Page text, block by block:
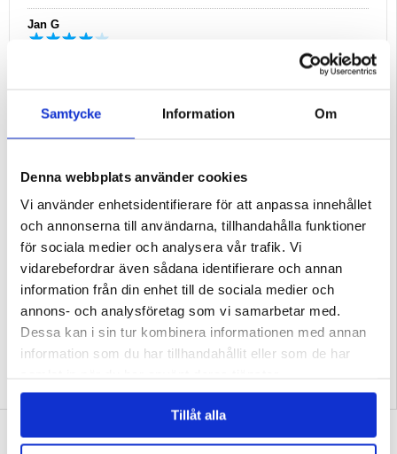
Samtycke Information Om
Denna webbplats använder cookies
Vi använder enhetsidentifierare för att anpassa innehållet
och annonserna till användarna, tillhandahålla funktioner
för sociala medier och analysera vår trafik. Vi
vidarebefordrar även sådana identifierare och annan
information från din enhet till de sociala medier och
annons- och analysföretag som vi samarbetar med.
Dessa kan i sin tur kombinera informationen med annan
information som du har tillhandahållit eller som de har
Tillåt alla
Jan G
Lite klumpig
Västerås
Perfekt USB adapter till bilen
Enda stället där det gick att köpa den
Läs alla omdömen |Skriv en recension
Relaterade kategorier:Audio / video kabel och adapter ,USB kabel och adapter
USB adapter